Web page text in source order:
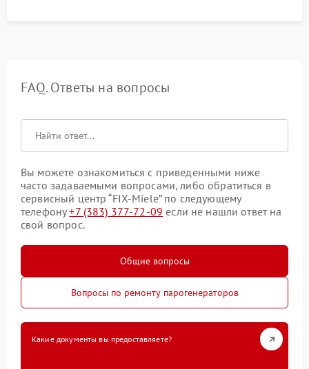
FAQ. Ответы на вопросы
Вы можете ознакомиться с приведенными ниже
часто задаваемыми вопросами, либо обратиться в
сервисный центр “FIX-Miele” по следующему
телефону+7 (383) 377-72-09 если не нашли ответ на
свой вопрос.
Общие вопросы
Вопросы по ремонту парогенераторов
Какие документы вы предоставляете?